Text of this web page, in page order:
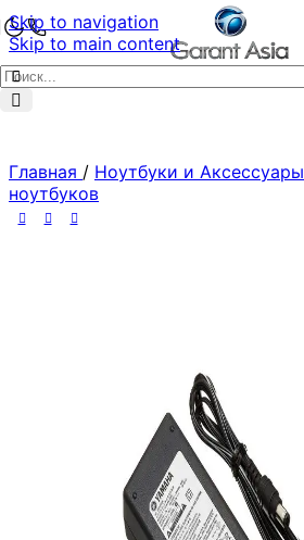
Skip to navigation
Skip to main content
Главная / Ноутбуки и Аксессуары
ноутбуков